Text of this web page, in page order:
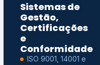
Sistemas de
Gestão,
Certificações
e
Conformidade
ISO 9001, 14001 e